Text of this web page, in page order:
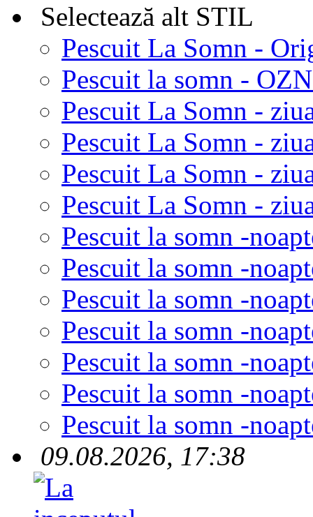
Selectează alt STIL
Pescuit La Somn -
Pescuit la somn -
Pescuit La Somn -
Pescuit La Somn -
Pescuit La Somn -
Pescuit La Somn -
Pescuit la somn -
Pescuit la somn -
Pescuit la somn -
Pescuit la somn -
Pescuit la somn -
Pescuit la somn -
Pescuit la somn -
09.08.2026, 17:38